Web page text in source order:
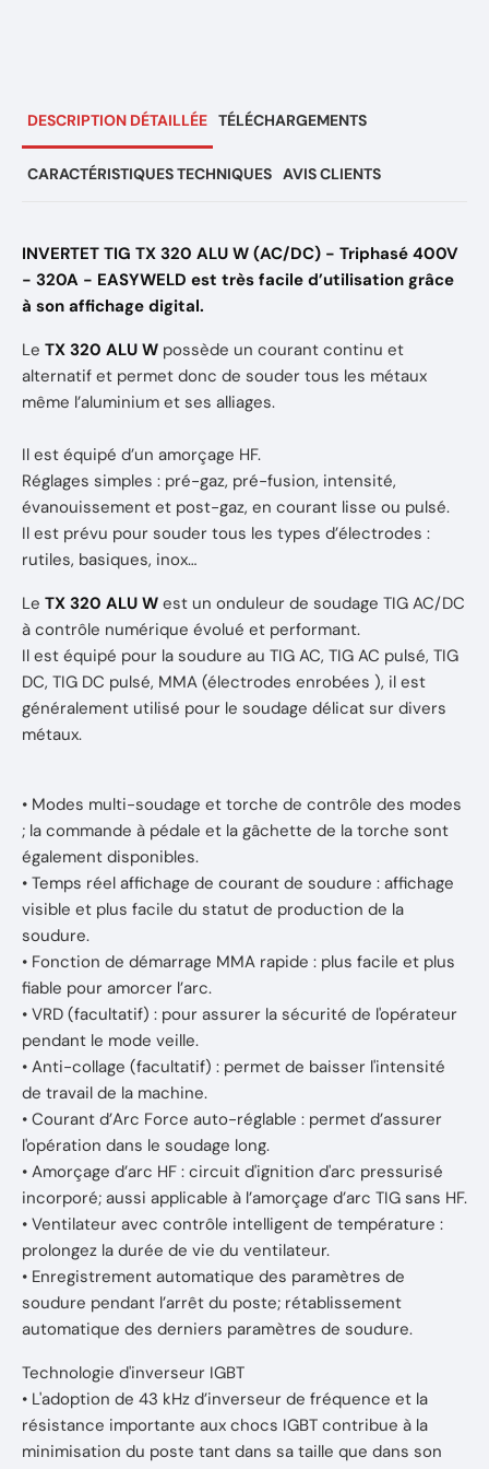
Marque : EASYWELD
"photo non contractuelle"
DESCRIPTION DÉTAILLÉE TÉLÉCHARGEMENTS
CARACTÉRISTIQUES TECHNIQUES AVIS CLIENTS
INVERTET TIG TX 320 ALU W (AC/DC) - Triphasé 400V
- 320A - EASYWELD est très facile d’utilisation grâce
à son affichage digital.
Le TX 320 ALU W possède un courant continu et
alternatif et permet donc de souder tous les métaux
même l’aluminium et ses alliages.
Il est équipé d’un amorçage HF.
Réglages simples : pré-gaz, pré-fusion, intensité,
évanouissement et post-gaz, en courant lisse ou pulsé.
Il est prévu pour souder tous les types d’électrodes :
rutiles, basiques, inox…
Le TX 320 ALU W est un onduleur de soudage TIG AC/DC
à contrôle numérique évolué et performant.
Il est équipé pour la soudure au TIG AC, TIG AC pulsé, TIG
DC, TIG DC pulsé, MMA (électrodes enrobées ), il est
généralement utilisé pour le soudage délicat sur divers
métaux.
• Modes multi-soudage et torche de contrôle des modes
; la commande à pédale et la gâchette de la torche sont
également disponibles.
• Temps réel affichage de courant de soudure : affichage
visible et plus facile du statut de production de la
soudure.
• Fonction de démarrage MMA rapide : plus facile et plus
fiable pour amorcer l’arc.
• VRD (facultatif) : pour assurer la sécurité de l'opérateur
pendant le mode veille.
• Anti-collage (facultatif) : permet de baisser l'intensité
de travail de la machine.
• Courant d’Arc Force auto-réglable : permet d’assurer
l'opération dans le soudage long.
• Amorçage d’arc HF : circuit d'ignition d'arc pressurisé
incorporé; aussi applicable à l’amorçage d’arc TIG sans HF.
• Ventilateur avec contrôle intelligent de température :
prolongez la durée de vie du ventilateur.
• Enregistrement automatique des paramètres de
soudure pendant l’arrêt du poste; rétablissement
automatique des derniers paramètres de soudure.
Technologie d'inverseur IGBT
• L'adoption de 43 kHz d’inverseur de fréquence et la
résistance importante aux chocs IGBT contribue à la
minimisation du poste tant dans sa taille que dans son